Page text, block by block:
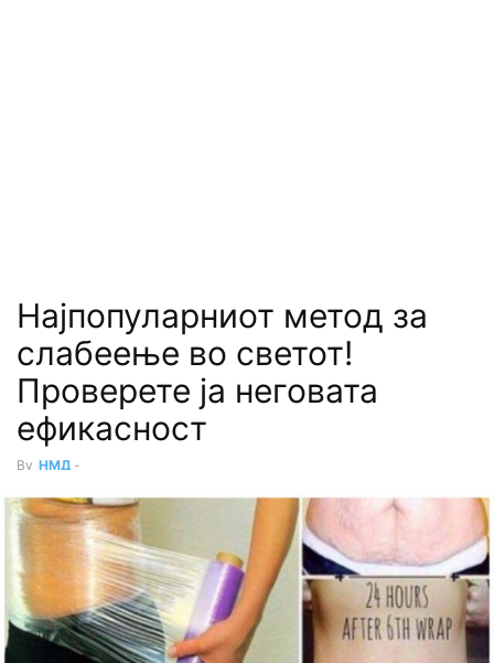
Најпопуларниот метод за
слабеење во светот!
Проверете ја неговата
ефикасност
By НМД -